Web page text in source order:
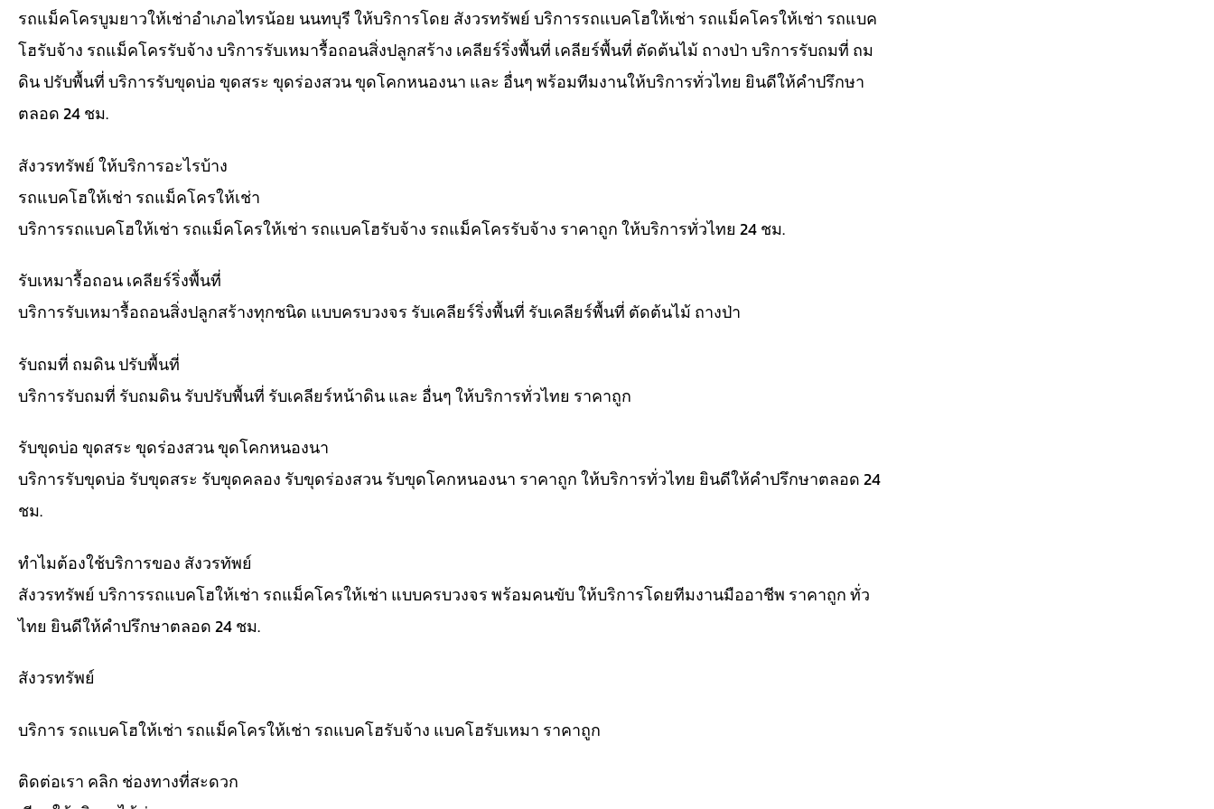
รถแม็คโครบูมยาวให้เช่าอำเภอไทรน้อย นนทบุรี ให้บริการโดย สังวรทรัพย์ บริการรถแบคโฮให้เช่า รถแม็คโครให้เช่า รถแบค
โฮรับจ้าง รถแม็คโครรับจ้าง บริการรับเหมารื้อถอนสิ่งปลูกสร้าง เคลียร์ริ่งพื้นที่ เคลียร์พื้นที่ ตัดต้นไม้ ถางป่า บริการรับถมที่ ถม
ดิน ปรับพื้นที่ บริการรับขุดบ่อ ขุดสระ ขุดร่องสวน ขุดโคกหนองนา และ อื่นๆ พร้อมทีมงานให้บริการทั่วไทย ยินดีให้คำปรึกษา
ตลอด 24 ชม.
สังวรทรัพย์ ให้บริการอะไรบ้าง
รถแบคโฮให้เช่า รถแม็คโครให้เช่า
บริการรถแบคโฮให้เช่า รถแม็คโครให้เช่า รถแบคโฮรับจ้าง รถแม็คโครรับจ้าง ราคาถูก ให้บริการทั่วไทย 24 ชม.
รับเหมารื้อถอน เคลียร์ริ่งพื้นที่
บริการรับเหมารื้อถอนสิ่งปลูกสร้างทุกชนิด แบบครบวงจร รับเคลียร์ริ่งพื้นที่ รับเคลียร์พื้นที่ ตัดต้นไม้ ถางป่า
รับถมที่ ถมดิน ปรับพื้นที่
บริการรับถมที่ รับถมดิน รับปรับพื้นที่ รับเคลียร์หน้าดิน และ อื่นๆ ให้บริการทั่วไทย ราคาถูก
รับขุดบ่อ ขุดสระ ขุดร่องสวน ขุดโคกหนองนา
บริการรับขุดบ่อ รับขุดสระ รับขุดคลอง รับขุดร่องสวน รับขุดโคกหนองนา ราคาถูก ให้บริการทั่วไทย ยินดีให้คำปรึกษาตลอด 24
ชม.
ทำไมต้องใช้บริการของ สังวรทัพย์
สังวรทรัพย์ บริการรถแบคโฮให้เช่า รถแม็คโครให้เช่า แบบครบวงจร พร้อมคนขับ ให้บริการโดยทีมงานมืออาชีพ ราคาถูก ทั่ว
ไทย ยินดีให้คำปรึกษาตลอด 24 ชม.
สังวรทรัพย์
บริการ รถแบคโฮให้เช่า รถแม็คโครให้เช่า รถแบคโฮรับจ้าง แบคโฮรับเหมา ราคาถูก
ติดต่อเรา คลิก ช่องทางที่สะดวก